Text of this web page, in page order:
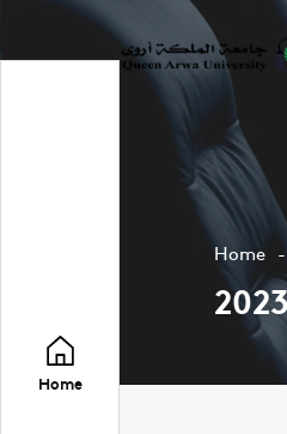
Home
Home